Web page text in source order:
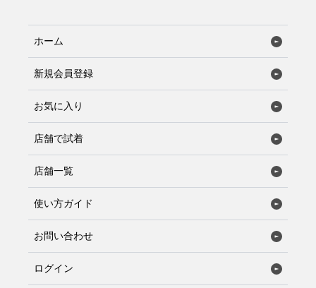
ホーム
新規会員登録
お気に入り
店舗で試着
店舗一覧
使い方ガイド
お問い合わせ
ログイン